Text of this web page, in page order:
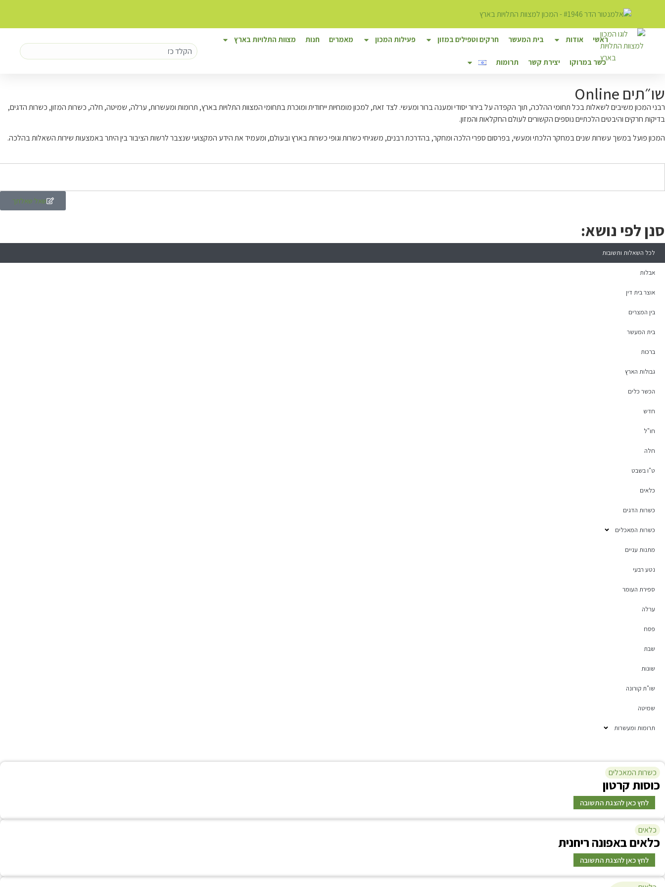
ראשי אודות בית המעשר חרקים וטפילים במזון פעילות המכון מאמרים חנות מצוות התלויות בארץ
כשר במרוקו יצירת קשר תרומות
שו״תים Online
רבני המכון משיבים לשאלות בכל תחומי ההלכה, תוך הקפדה על בירור יסודי ומענה ברור ומעשי. לצד זאת, למכון מומחיות ייחודית ומוכרת בתחומי המצוות התלויות בארץ, תרומות ומעשרות, ערלה, שמיטה, חלה, כשרות המזון, כשרות הדגים,
בדיקות חרקים והיבטים הלכתיים נוספים הקשורים לעולם החקלאות והמזון.
המכון פועל במשך עשרות שנים במחקר הלכתי ומעשי, בפרסום ספרי הלכה ומחקר, בהדרכת רבנים, משגיחי כשרות וגופי כשרות בארץ ובעולם, ומעמיד את הידע המקצועי שנצבר לרשות הציבור בין היתר באמצעות שירות השאלות בהלכה.
שאל שאלתך
סנן לפי נושא:
לכל השאלות ותשובות
אבלות
אוצר בית דין
בין המצרים
בית המעשר
ברכות
גבולות הארץ
הכשר כלים
חדש
חו"ל
חלה
ט"ו בשבט
כלאים
כשרות הדגים
כשרות המאכלים
מתנות עניים
נטע רבעי
ספירת העומר
ערלה
פסח
שבת
שונות
שו"ת קורונה
שמיטה
תרומות ומעשרות
כשרות המאכלים
כוסות קרטון
לחץ כאן להצגת התשובה
תשובה
לא, אין צורך!
כלאים
כלאים באפונה ריחנית
לחץ כאן להצגת התשובה